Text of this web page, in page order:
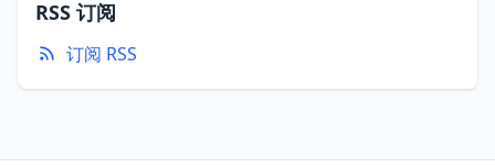
RSS 订阅
订阅 RSS